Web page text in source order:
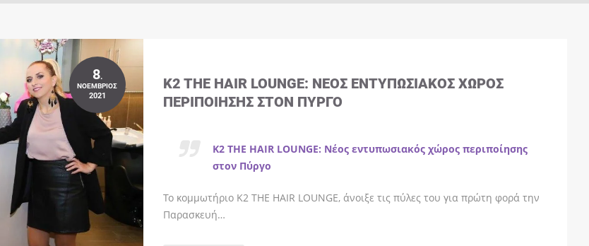
8.
ΝΟΈΜΒΡΙΟΣ
2021
K2 THE HAIR LOUNGE: ΝΈΟΣ ΕΝΤΥΠΩΣΙΑΚΌΣ ΧΏΡΟΣ
ΠΕΡΙΠΟΊΗΣΗΣ ΣΤΟΝ ΠΎΡΓΟ
K2 THE HAIR LOUNGE: Νέος εντυπωσιακός χώρος περιποίησης
στον Πύργο
Το κομμωτήριο K2 THE HAIR LOUNGE, άνοιξε τις πύλες του για πρώτη φορά την
Παρασκευή…